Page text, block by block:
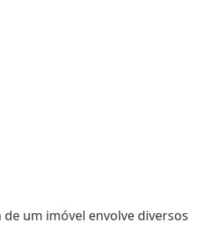
um imóvel envolve diversos